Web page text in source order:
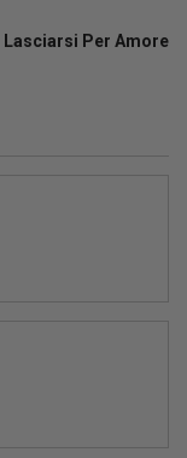
Lasciarsi Per Amore